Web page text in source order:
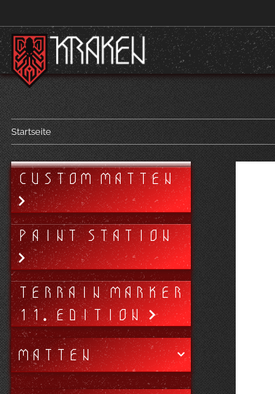
Startseite
CUSTOM MATTEN
PAINT STATION
TERRAIN MARKER
11. EDITION
MATTEN